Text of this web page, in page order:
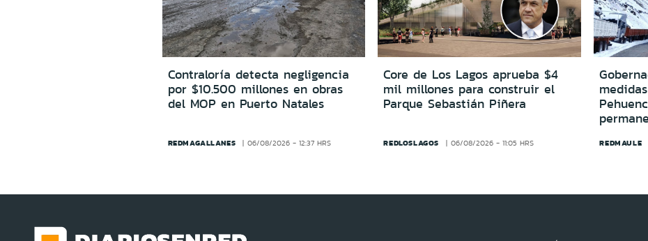
Contraloría detecta negligencia
por $10.500 millones en obras
del MOP en Puerto Natales
REDMAGALLANES 06/08/2026 - 12:37 HRS
Core de Los Lagos aprueba $4
mil millones para construir el
Parque Sebastián Piñera
REDLOSLAGOS 06/08/2026 - 11:05 HRS REDMAULE